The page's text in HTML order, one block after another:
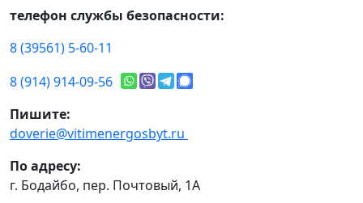
телефон службы безопасности:
8 (39561) 5-60-11
8 (914) 914-09-56
Пишите:
doverie@vitimenergosbyt.ru
По адресу:
г. Бодайбо, пер. Почтовый, 1А